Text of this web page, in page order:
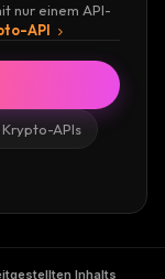
nur einem API-
API
APIs
Inhalts